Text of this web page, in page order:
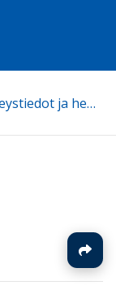
Yhteystiedot ja henkilökunta